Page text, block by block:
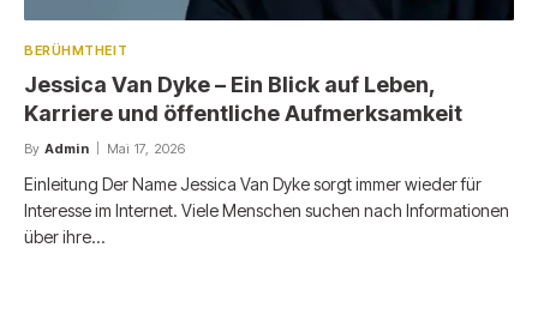
BERÜHMTHEIT
Jessica Van Dyke – Ein Blick auf Leben,
Karriere und öffentliche Aufmerksamkeit
By Admin Mai 17, 2026
Einleitung Der Name Jessica Van Dyke sorgt immer wieder für
Interesse im Internet. Viele Menschen suchen nach Informationen
über ihre…